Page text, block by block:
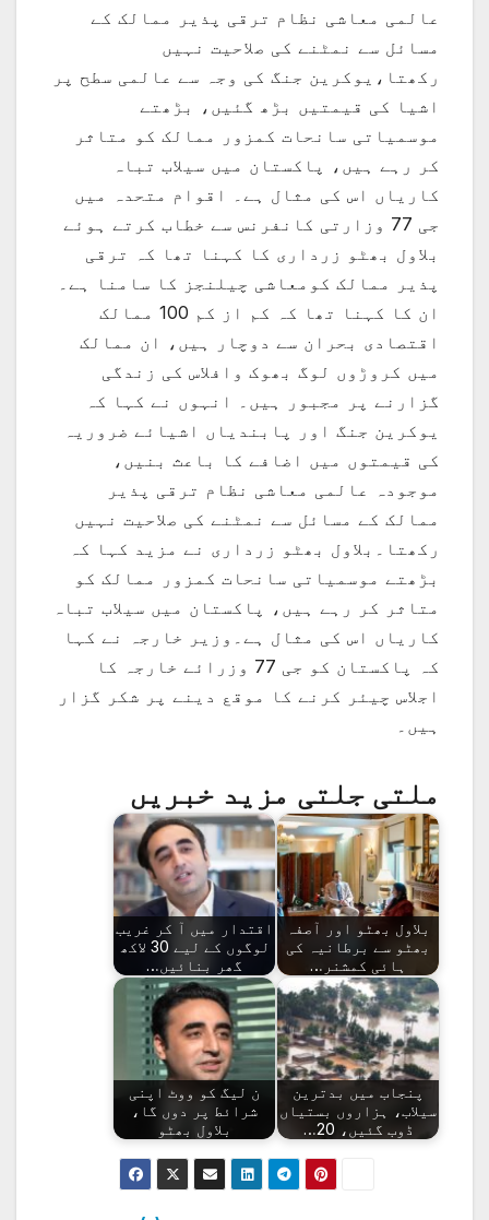
عالمی معاشی نظام ترقی پذیر ممالک کے
مسائل سے نمٹنے کی صلاحیت نہیں
رکھتا،یوکرین جنگ کی وجہ سے عالمی سطح پر
اشیا کی قیمتیں بڑھ گئیں، بڑھتے
موسمیاتی سانحات کمزور ممالک کو متاثر
کر رہے ہیں، پاکستان میں سیلاب تباہ
کاریاں اس کی مثال ہے۔ اقوام متحدہ میں
جی 77 وزارتی کانفرنس سے خطاب کرتے ہوئے
بلاول بھٹو زرداری کا کہنا تھا کہ ترقی
پذیر ممالک کومعاشی چیلنجز کا سامنا ہے۔
ان کا کہنا تھا کہ کم از کم 100 ممالک
اقتصادی بحران سے دوچار ہیں، ان ممالک
میں کروڑوں لوگ بھوک وافلاس کی زندگی
گزارنے پر مجبور ہیں۔ انہوں نے کہا کہ
یوکرین جنگ اور پابندیاں اشیائے ضروریہ
کی قیمتوں میں اضافے کا باعث بنیں،
موجودہ عالمی معاشی نظام ترقی پذیر
ممالک کے مسائل سے نمٹنے کی صلاحیت نہیں
رکھتا۔بلاول بھٹو زرداری نے مزید کہا کہ
بڑھتے موسمیاتی سانحات کمزور ممالک کو
متاثر کر رہے ہیں، پاکستان میں سیلاب تباہ
کاریاں اس کی مثال ہے۔وزیر خارجہ نے کہا
کہ پاکستان کو جی 77 وزرائے خارجہ کا
اجلاس چیئر کرنے کا موقع دینے پر شکر گزار
ہیں۔
ملتی جلتی مزید خبریں
بلاول بھٹو اور آصفہ
بھٹو سے برطانیہ کی
ہائی کمشنر…
اقتدار میں آ کر غریب
لوگوں کے لیے 30 لاکھ
گھر بنائیں…
پنجاب میں بدترین
سیلاب، ہزاروں بستیاں
ڈوب گئیں، 20…
ن لیگ کو ووٹ اپنی
شرائط پر دوں گا،
بلاول بھٹو